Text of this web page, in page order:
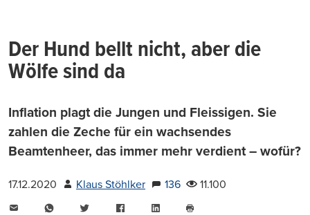
Der Hund bellt nicht, aber die
Wölfe sind da
Inflation plagt die Jungen und Fleissigen. Sie
zahlen die Zeche für ein wachsendes
Beamtenheer, das immer mehr verdient – wofür?
17.12.2020 Klaus Stöhlker 136
11.100
WhatsAppTwitter FacebookLinkedIn